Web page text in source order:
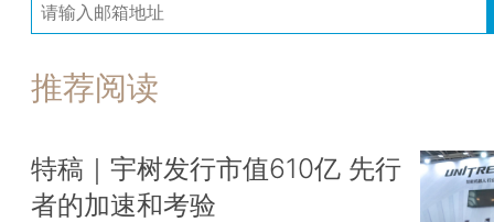
推荐阅读
特稿｜宇树发行市值610亿 先行
者的加速和考验